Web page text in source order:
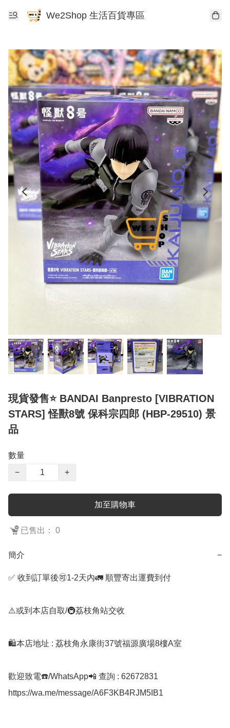
We2Shop 生活百貨專區
現貨發售⭐ BANDAI Banpresto [VIBRATION
STARS] 怪獸8號 保科宗四郎 (HBP-29510) 景
品
數量
−
+
加至購物車
已售出： 0
簡介 −
✅ 收到訂單後🉑1-2天內🚛 順豐寄出運費到付
⚠️或到本店自取/🚇荔枝角站交收
🛍️本店地址 : 荔枝角永康街37號福源廣場8樓A室
歡迎致電☎️/WhatsApp📲 查詢 : 62672831
https://wa.me/message/A6F3KB4RJM5IB1